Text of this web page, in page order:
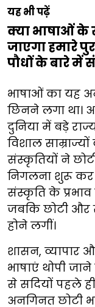
यह भी पढ़ें
क्या भाषाओं के
जाएगा हमारे
पौधों के बारे में
भाषाओं का यह
छिनने लगा था।
दुनिया में बड़े
विशाल
संस्कृतियों ने
निगलना शुरू कर
संस्कृति के
जबकि छोटी और
होने लगीं।
शासन, व्यापार
भाषाएं थोपी
से सदियों पहले
अनगिनत छोटी